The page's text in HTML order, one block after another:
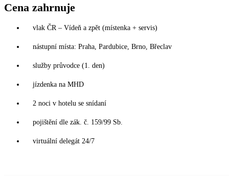
Cena zahrnuje
vlak ČR – Vídeň a zpět (místenka + servis)
nástupní místa: Praha, Pardubice, Brno, Břeclav
služby průvodce (1. den)
jízdenka na MHD
2 noci v hotelu se snídaní
pojištění dle zák. č. 159/99 Sb.
virtuální delegát 24/7